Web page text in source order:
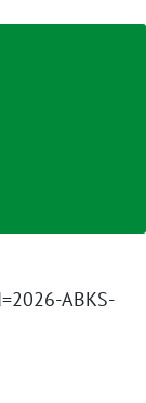
ABKS-